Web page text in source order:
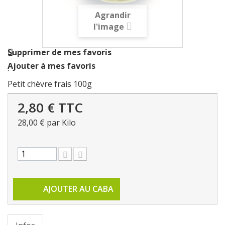
Agrandir
l'image
Supprimer de mes favoris
Ajouter à mes favoris
Petit chèvre frais 100g
2,80 € TTC
28,00 € par Kilo
AJOUTER AU CABA